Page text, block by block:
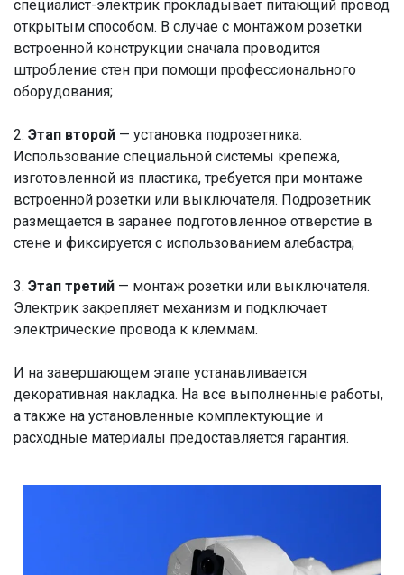
специалист-электрик прокладывает питающий провод
открытым способом. В случае с монтажом розетки
встроенной конструкции сначала проводится
штробление стен при помощи профессионального
оборудования;
2. Этап второй — установка подрозетника.
Использование специальной системы крепежа,
изготовленной из пластика, требуется при монтаже
встроенной розетки или выключателя. Подрозетник
размещается в заранее подготовленное отверстие в
стене и фиксируется с использованием алебастра;
3. Этап третий — монтаж розетки или выключателя.
Электрик закрепляет механизм и подключает
электрические провода к клеммам.
И на завершающем этапе устанавливается
декоративная накладка. На все выполненные работы,
а также на установленные комплектующие и
расходные материалы предоставляется гарантия.